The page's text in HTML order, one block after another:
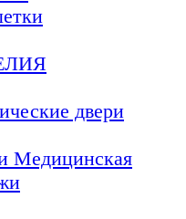
двери
Медицинская